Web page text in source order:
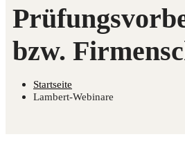
Startseite
Lambert-Webinare